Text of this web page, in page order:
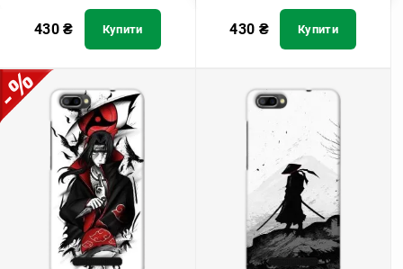
430₴ Купити 430 ₴ Купити